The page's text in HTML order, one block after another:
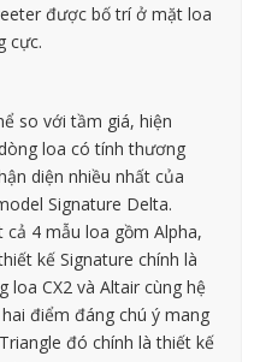
được bố trí ở mặt loa
cực.
so với tầm giá, hiện
loa có tính thương
diện nhiều nhất của
Signature Delta.
4 mẫu loa gồm Alpha,
kế Signature chính là
CX2 và Altair cùng hệ
điểm đáng chú ý mang
đó chính là thiết kế